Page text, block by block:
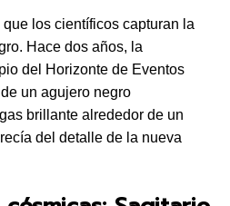
los científicos capturan la
Hace dos años, la
del Horizonte de Eventos
un agujero negro
brillante alrededor de un
del detalle de la nueva